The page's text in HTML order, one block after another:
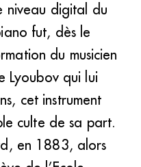
niveau digital du
fut, dès le
du musicien
Lyoubov qui lui
cet instrument
culte de sa part.
en 1883, alors